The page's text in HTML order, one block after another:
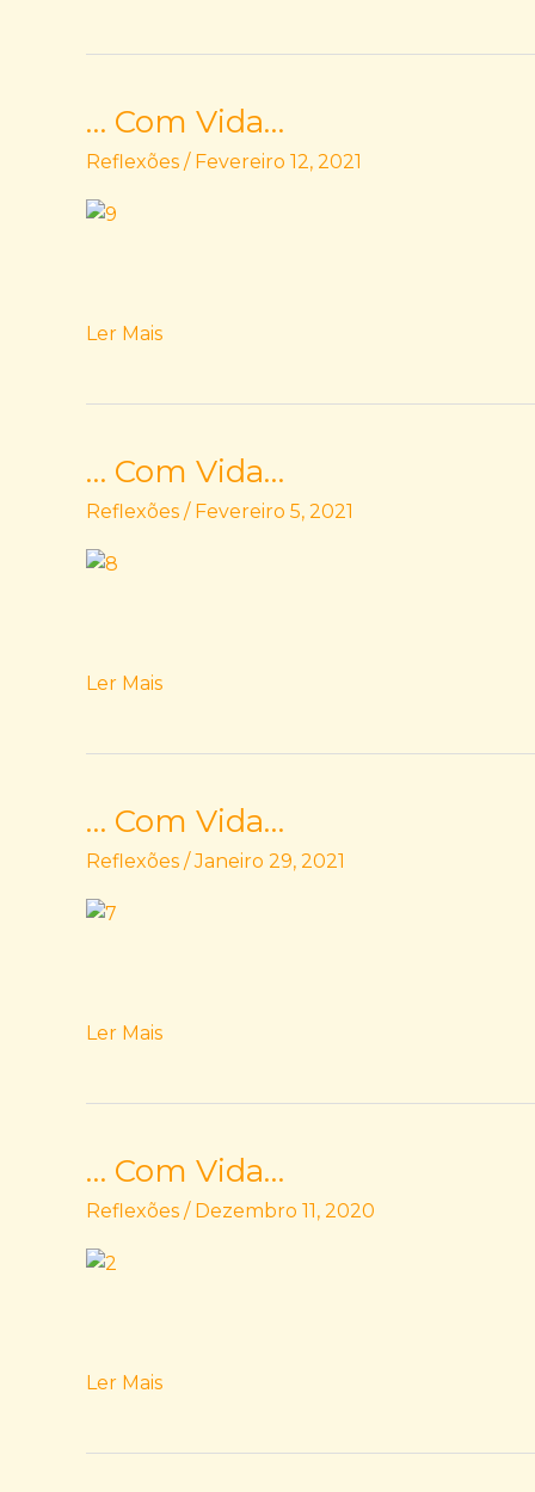
… Com Vida…
Reflexões / Fevereiro 12, 2021
Ler Mais
… Com Vida…
Reflexões / Fevereiro 5, 2021
Ler Mais
… Com Vida…
Reflexões /Janeiro 29, 2021
Ler Mais
… Com Vida…
Reflexões / Dezembro 11, 2020
Ler Mais